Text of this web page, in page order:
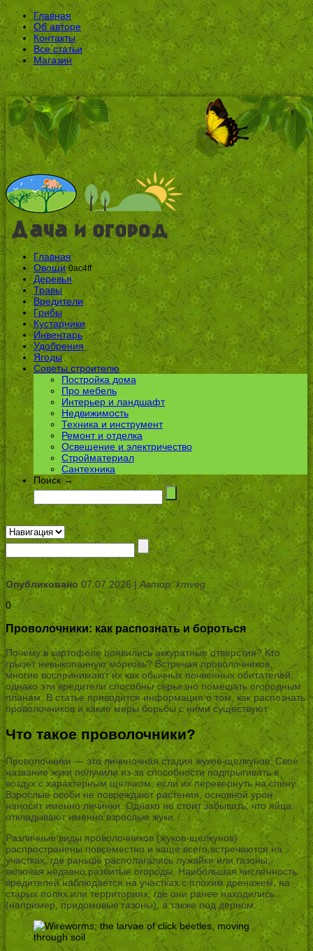
Главная
Об авторе
Контакты
Все статьи
Магазин
Главная
Овощи 0ac4ff
Деревья
Травы
Вредители
Грибы
Кустарники
Инвентарь
Удобрения
Ягоды
Советы строителю
Постройка дома
Про мебель
Интерьер и ландшафт
Недвижимость
Техника и инструмент
Ремонт и отделка
Освещение и электричество
Стройматериал
Сантехника
Поиск →
Опубликовано07.07.2026 |Автор: kmveg
0
Проволочники: как распознать и бороться
Почему в картофеле появились аккуратные отверстия? Кто
грызет невыкопанную морковь? Встречая проволочников,
многие воспринимают их как обычных почвенных обитателей,
однако эти вредители способны серьезно помешать огородным
планам. В статье приводится информация о том, как распознать
проволочников и какие меры борьбы с ними существуют.
Что такое проволочники?
Проволочники — это личиночная стадия жуков-щелкунов. Свое
название жуки получили из-за способности подпрыгивать в
воздух с характерным щелчком, если их перевернуть на спину.
Взрослые особи не повреждают растения, основной урон
наносят именно личинки. Однако не стоит забывать, что яйца
откладывают именно взрослые жуки.
Различные виды проволочников (жуков-щелкунов)
распространены повсеместно и чаще всего встречаются на
участках, где раньше располагались лужайки или газоны,
включая недавно разбитые огороды. Наибольшая численность
вредителей наблюдается на участках с плохим дренажем, на
старых полях или территориях, где они ранее находились
(например, придомовые газоны), а также под дерном.